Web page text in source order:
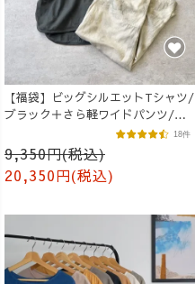
【福袋】ビッグシルエットTシャツ/
ブラック＋さら軽ワイドパンツ/カ
9,350円(税込)
20,350円(税込)
18件